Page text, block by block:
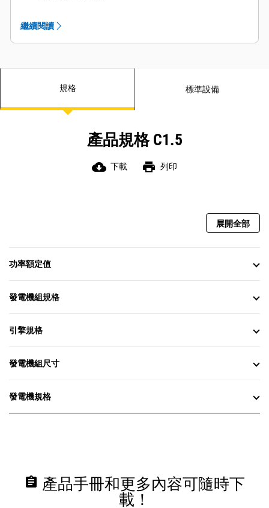
繼續閱讀
規格 標準設備
產品規格 C1.5
cloud_download 下載 print 列印
展開全部
功率額定值
發電機組規格
引擎規格
發電機組尺寸
發電機規格
assignment 產品手冊和更多內容可隨時下
載！